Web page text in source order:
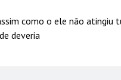
como o ele não atingiu
deveria